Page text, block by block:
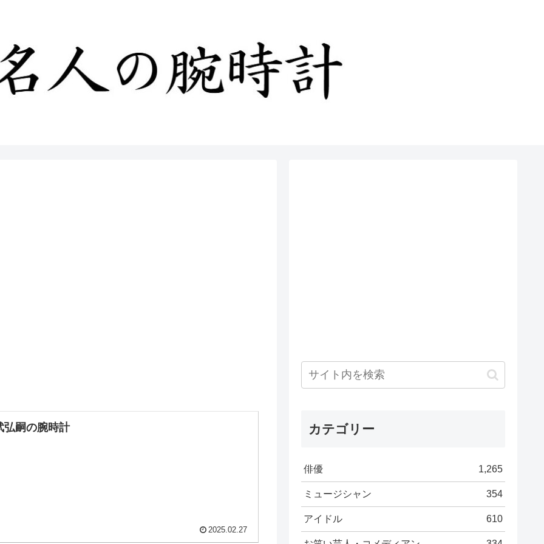
弘嗣の腕時計
2025.02.27
カテゴリー
俳優 1,265
ミュージシャン 354
アイドル 610